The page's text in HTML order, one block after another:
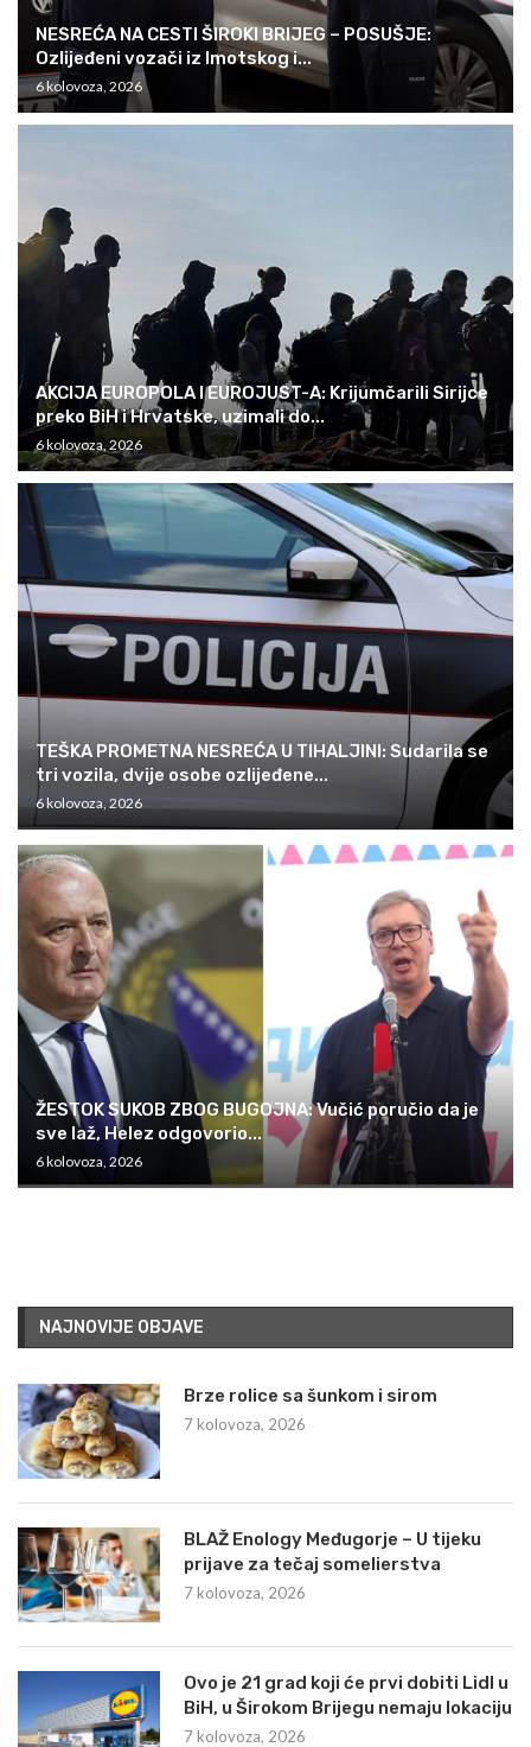
NESREĆA NA CESTI ŠIROKI BRIJEG – POSUŠJE:
Ozlijeđeni vozači iz Imotskog i...
6 kolovoza, 2026
AKCIJA EUROPOLA I EUROJUST-A: Krijumčarili Sirijce
preko BiH i Hrvatske, uzimali do...
6 kolovoza, 2026
TEŠKA PROMETNA NESREĆA U TIHALJINI: Sudarila se
tri vozila, dvije osobe ozlijeđene...
6 kolovoza, 2026
ŽESTOK SUKOB ZBOG BUGOJNA: Vučić poručio da je
sve laž, Helez odgovorio...
6 kolovoza, 2026
NAJNOVIJE OBJAVE
Brze rolice sa šunkom i sirom
7 kolovoza, 2026
BLAŽ Enology Međugorje – U tijeku
prijave za tečaj somelierstva
7 kolovoza, 2026
Ovo je 21 grad koji će prvi dobiti Lidl u
BiH, u Širokom Brijegu nemaju lokaciju
7 kolovoza, 2026